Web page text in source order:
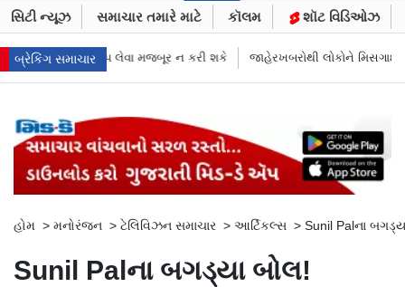
સિટી ન્યૂઝ સમાચાર તમારે માટે કૉલમ શૉટ વિડિઓઝ
બ્રેકિંગ સમાચાર
ન કરી શકે જાહેરખબરોથી લોકોને મિસગાઇડ કરનારી સેલિબ્રિટીઝ પણ
હોમ > મનોરંજન > ટેલિવિઝન સમાચાર > આર્ટિકલ્સ > Sunil Palના
Sunil Palના બગડ્યા બોલ!